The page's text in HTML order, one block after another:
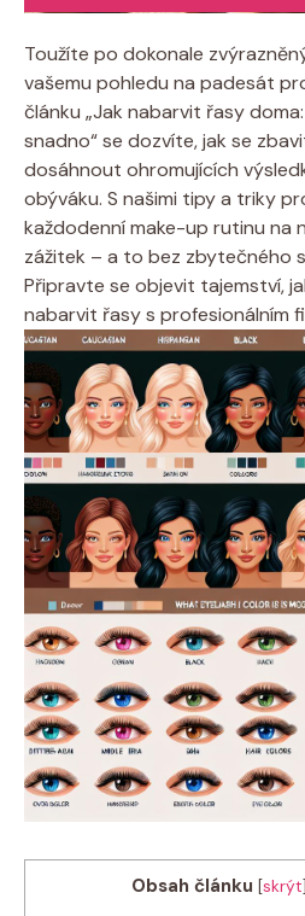
Toužíte po dokonale
vašemu pohledu na padesát
článku „Jak nabarvit řasy
snadno“ se dozvíte, jak se
dosáhnout ohromujících
obýváku. S našimi tipy a triky
každodenní make-up rutinu na
zážitek – a to bez zbytečného
Připravte se objevit tajemství,
nabarvit řasy s profesionálním
Obsah článku [skrýt]